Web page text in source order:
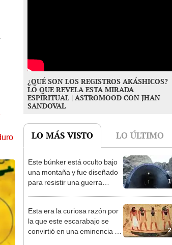
¿QUÉ SON LOS REGISTROS AKÁSHICOS?
LO QUE REVELA ESTA MIRADA
ESPIRITUAL | ASTROMOOD CON JHAN
SANDOVAL
LO MÁS VISTO LO ÚLTIMO
1
Este búnker está oculto bajo
una montaña y fue diseñado
para resistir una guerra
2
Esta era la curiosa razón por
la que este escarabajo se
convirtió en una eminencia en